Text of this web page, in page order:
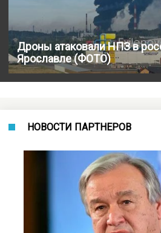
Дроны атаковали НПЗ в
Ярославле (ФОТО)
НОВОСТИ ПАРТНЕРОВ